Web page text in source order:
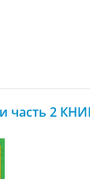
часть 2